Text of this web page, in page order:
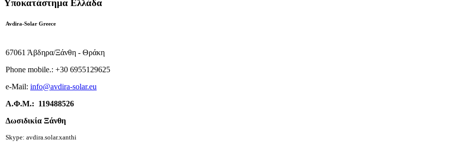
Υποκατάστημα Ελλάδα
Avdira-Solar Greece
67061 Άβδηρα/Ξάνθη - Θράκη
Phone mobile.: +30 6955129625
e-Mail: info@avdira-solar.eu
Α.Φ.Μ.: 119488526
Δωσιδικία Ξάνθη
Skype: avdira.solar.xanthi